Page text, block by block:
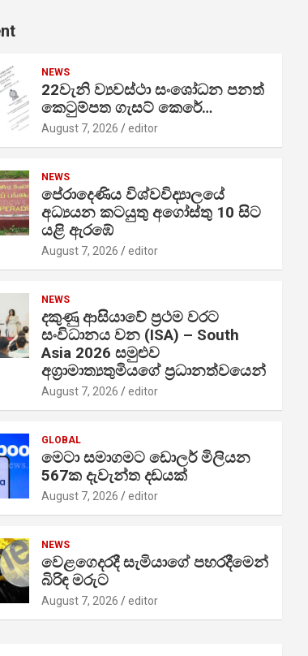
NEWS
22වැනි ව්‍යවස්ථා සංශෝධන පනත්
කෙටුම්පත ගැසට් කෙරේ…
August 7, 2026 editor
NEWS
පේරාදෙණිය විශ්වවිද්‍යාලයේ
අධ්‍යයන කටයුතු අගෝස්තු 10 සිට
යළි ඇරඹේ
August 7, 2026 editor
NEWS
දකුණු ආසියාවේ ප්‍රථම වරට
සංවිධානය වන (ISA) – South
Asia 2026 සමුළුව
අග්‍රාමාත්‍යතුමියගේ ප්‍රධානත්වයෙන්
August 7, 2026 editor
GLOBAL
මෙටා සමාගමට ඩොලර් මිලියන
567ක දැවැන්ත දඩයක්
August 7, 2026 editor
NEWS
වෙළගෙදරදී සැමියාගේ පහරදීමෙන්
බිරිඳ මරුට
August 7, 2026 editor